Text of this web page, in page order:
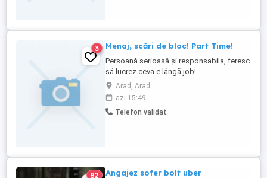
3 Menaj, scări de bloc! Part Time!
Persoană serioasă și responsabila, feresc
să lucrez ceva e lângă job!
Arad, Arad
azi 15:49
Telefon validat
82 Angajez sofer bolt uber